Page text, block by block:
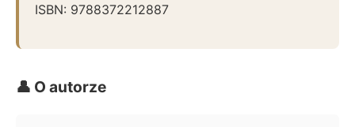
ISBN: 9788372212887
👤 O autorze